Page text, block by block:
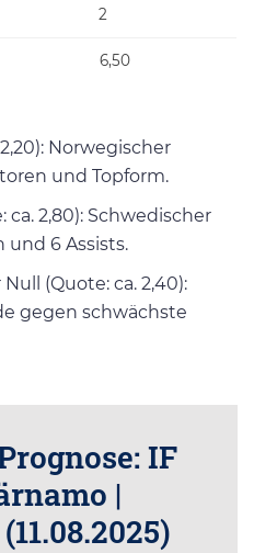
2
6,50
Norwegischer
und Topform.
2,80): Schwedischer
und 6 Assists.
(Quote: ca. 2,40):
gegen schwächste
IF
|